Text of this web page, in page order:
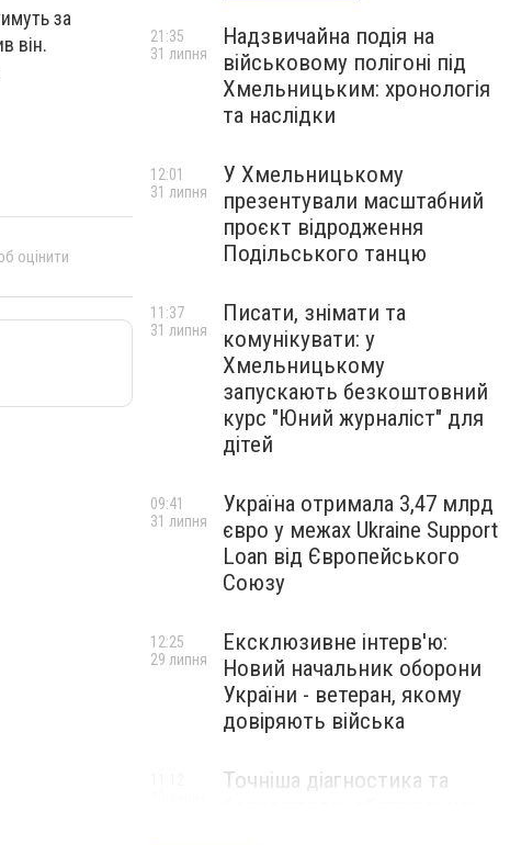
за
він.
оцінити
Надзвичайна подія на
військовому полігоні під
Хмельницьким: хронологія
та наслідки
21:35
31 липня
У Хмельницькому
презентували масштабний
проєкт відродження
Подільського танцю
12:01
31 липня
Писати, знімати та
комунікувати: у
Хмельницькому
запускають безкоштовний
курс "Юний журналіст" для
дітей
11:37
31 липня
Україна отримала 3,47 млрд
євро у межах Ukraine Support
Loan від Європейського
Союзу
09:41
31 липня
Ексклюзивне інтерв'ю:
Новий начальник оборони
України - ветеран, якому
довіряють війська
12:25
29 липня
Точніша діагностика та